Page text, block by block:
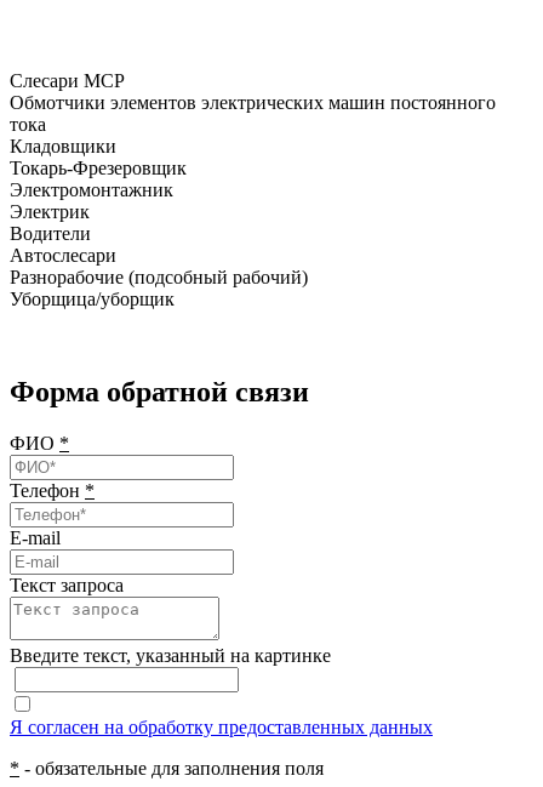
Слесари МСР
Обмотчики элементов электрических машин постоянного
тока
Кладовщики
Токарь-Фрезеровщик
Электромонтажник
Электрик
Водители
Автослесари
Разнорабочие (подсобный рабочий)
Уборщица/уборщик
Форма обратной связи
ФИО *
Телефон *
E-mail
Текст запроса
Введите текcт, указанный на картинке
Я согласен на обработку предоставленных данных
* - обязательные для заполнения поля